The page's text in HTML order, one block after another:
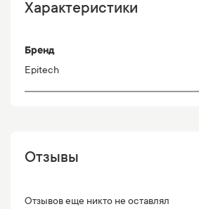
Характеристики
Бренд
Epitech
Отзывы
Отзывов еще никто не оставлял